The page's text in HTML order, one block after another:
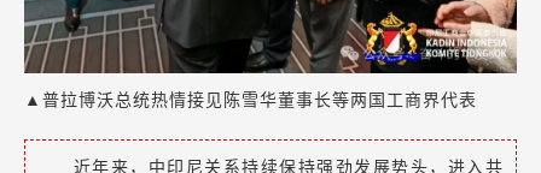
▲普拉博沃总统热情接见陈雪华董事长等两国工商界代表
近年来，中印尼关系持续保持强劲发展势头，进入共